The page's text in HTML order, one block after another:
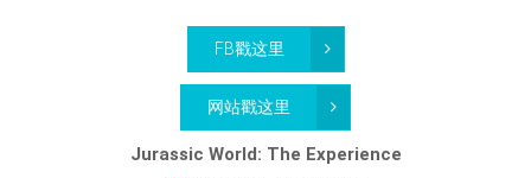
FB戳这里
网站戳这里
Jurassic World: The Experience